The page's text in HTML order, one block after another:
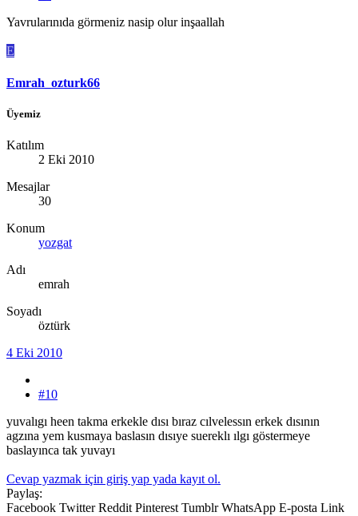
Yavrularınıda görmeniz nasip olur inşaallah
E
Emrah_ozturk66
Üyemiz
Katılım
2 Eki 2010
Mesajlar
30
Konum
yozgat
Adı
emrah
Soyadı
öztürk
4 Eki 2010
#10
yuvalıgı heen takma erkekle dısı bıraz cılvelessın erkek dısının
agzına yem kusmaya baslasın dısıye suereklı ılgı göstermeye
baslayınca tak yuvayı
Cevap yazmak için giriş yap yada kayıt ol.
Paylaş:
Facebook Twitter Reddit Pinterest Tumblr WhatsApp E-posta Link